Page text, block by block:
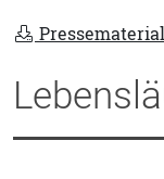
Pressematerial